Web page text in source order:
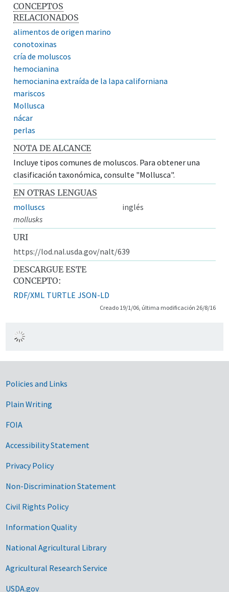
CONCEPTOS
RELACIONADOS
alimentos de origen marino
conotoxinas
cría de moluscos
hemocianina
hemocianina extraída de la lapa californiana
mariscos
Mollusca
nácar
perlas
NOTA DE ALCANCE
Incluye tipos comunes de moluscos. Para obtener una
clasificación taxonómica, consulte "Mollusca".
EN OTRAS LENGUAS
molluscs
inglés
mollusks
URI
https://lod.nal.usda.gov/nalt/639
DESCARGUE ESTE
CONCEPTO:
RDF/XML TURTLE JSON-LD
Creado 19/1/06, última modificación 26/8/16
Government Links
Policies and Links
Plain Writing
FOIA
Accessibility Statement
Privacy Policy
Non-Discrimination Statement
Civil Rights Policy
Information Quality
National Agricultural Library
Agricultural Research Service
USDA.gov